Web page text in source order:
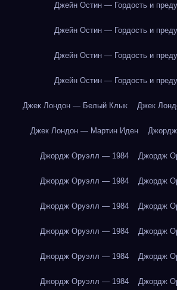
Джейн Остин — Гордость и
Джейн Остин — Гордость и
Джейн Остин — Гордость и
Джейн Остин — Гордость и
Джек Лондон — Белый Клык Джек
Джек Лондон — Мартин Иден
Джордж Оруэлл — 1984 Джордж
Джордж Оруэлл — 1984 Джордж
Джордж Оруэлл — 1984 Джордж
Джордж Оруэлл — 1984 Джордж
Джордж Оруэлл — 1984 Джордж
Джордж Оруэлл — 1984 Джордж